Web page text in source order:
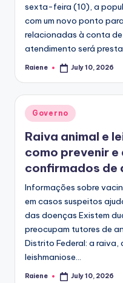
sexta-feira (10), a
com um novo ponto
relacionadas à conta
atendimento será
Posted
Raiene July 10, 2026
Posted
in
Governo
Raiva animal e
como prevenir e
confirmados de
Informações sobre
em casos suspeitos
das doenças Existem
preocupam tutores de
Distrito Federal: a raiva,
leishmaniose...
Posted
Raiene July 10, 2026